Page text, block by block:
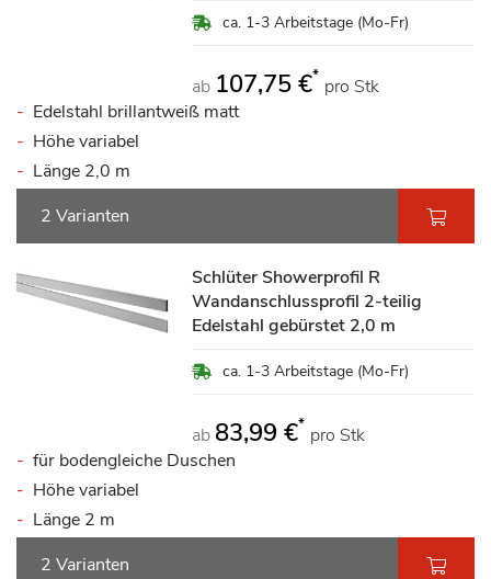
ca. 1-3 Arbeitstage (Mo-Fr)
ab 107,75 €* pro Stk
Edelstahl brillantweiß matt
Höhe variabel
Länge 2,0 m
2 Varianten
Schlüter Showerprofil R
Wandanschlussprofil 2-teilig
Edelstahl gebürstet 2,0 m
ca. 1-3 Arbeitstage (Mo-Fr)
ab 83,99 €* pro Stk
für bodengleiche Duschen
Höhe variabel
Länge 2 m
2 Varianten